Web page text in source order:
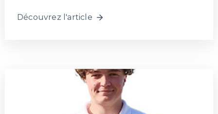
Découvrez l'article